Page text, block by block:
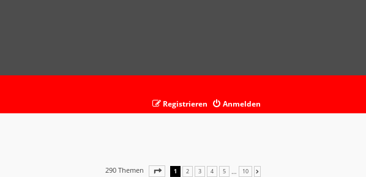
Anmelden
Registrieren
290 Themen SEITE VON 10
1 2 3 4 5 … 10